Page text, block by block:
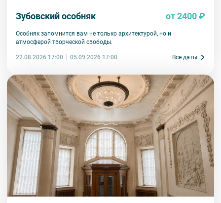
Зубовский особняк от 2400 ₽
Особняк запомнится вам не только архитектурой, но и
атмосферой творческой свободы.
22.08.2026 17:00 05.09.2026 17:00 Все даты